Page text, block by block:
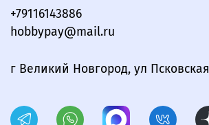
+79116143886
hobbypay@mail.ru
г Великий Новгород, ул Псковская